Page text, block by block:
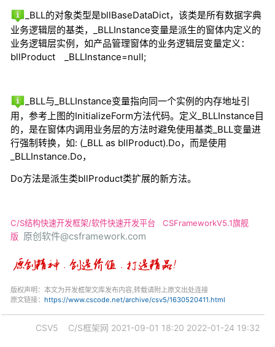
_BLL的对象类型是bllBaseDataDict，该类是所有数据字典
业务逻辑层的基类，
_BLLInstance变量是派生的窗体内定义的
业务逻辑层实例，如产品管理窗体的业务逻辑层变量定义：
bllProduct
_BLLInstance=null;
_BLL与 _BLLInstance变量指向同一个实例的内存地址引
用，参考上图的InitializeForm方法代码。定义 _BLLInstance目
的，是在窗体内调用业务层的方法时避免使用基类 _BLL变量进
行强制转换，如: (_BLL as bllProduct).Do，而是使用
_BLLInstance.Do，
Do方法是派生类bllProduct类扩展的新方法。
C/S结构快速开发框架/软件快速开发平台
CSFrameworkV5.1旗舰
版
原创软件@csframework.com
版权声明：本文为开发框架文库发布内容,转载请附上原文出处连接
原文链接： https://www.cscode.net/archive/csv5/1630520411.html
CSV5 C/S框架网 2021-09-01 18:20 2022-01-24 19:32